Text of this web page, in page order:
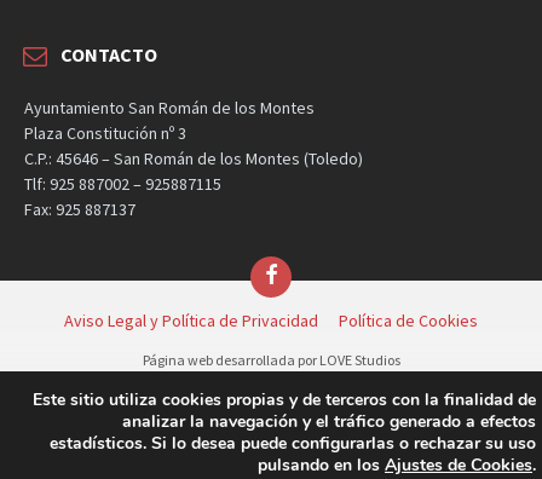
CONTACTO
Ayuntamiento San Román de los Montes
Plaza Constitución nº 3
C.P.: 45646 – San Román de los Montes (Toledo)
Tlf: 925 887002 – 925887115
Fax: 925 887137
Facebook
Aviso Legal y Política de Privacidad Política de Cookies
Página web desarrollada por LOVE Studios
Este sitio utiliza cookies propias y de terceros con la finalidad de
analizar la navegación y el tráfico generado a efectos
estadísticos. Si lo desea puede configurarlas o rechazar su uso
pulsando en los Ajustes de Cookies.